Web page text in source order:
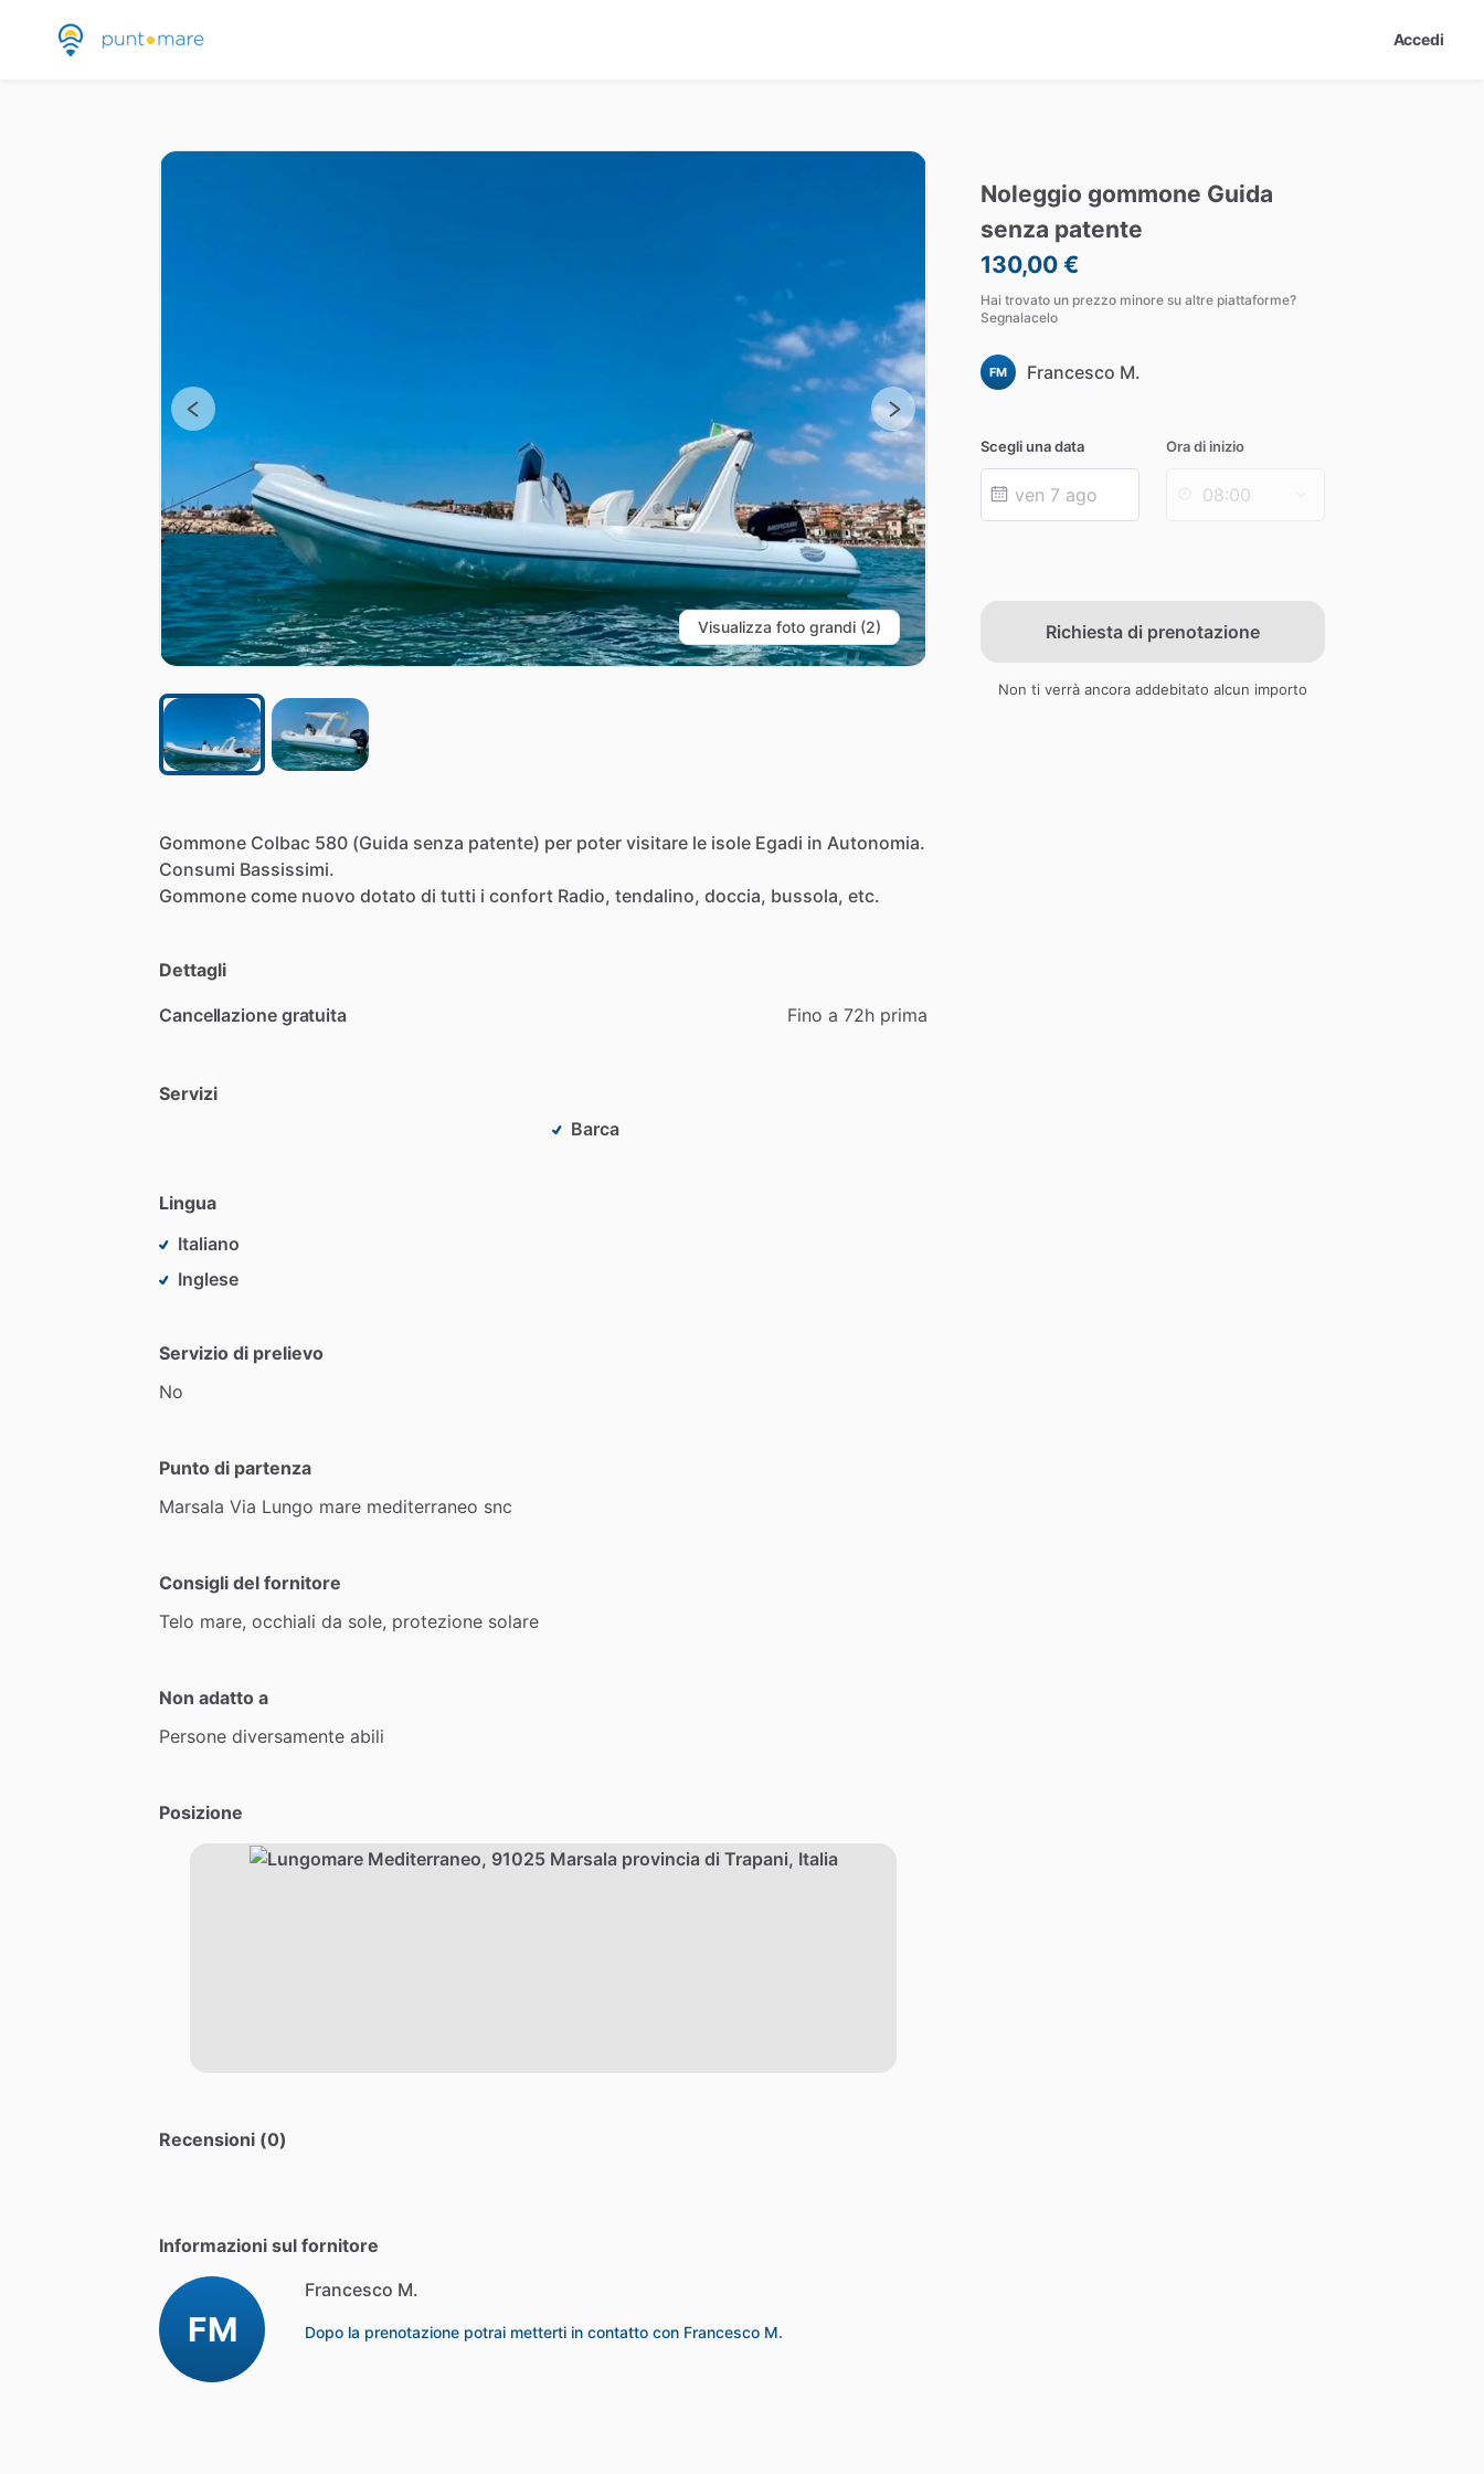
Accedi
Visualizza foto grandi (2)
Gommone Colbac 580 (Guida senza patente) per poter visitare le isole Egadi in Autonomia.
Consumi Bassissimi.
Gommone come nuovo dotato di tutti i confort Radio, tendalino, doccia, bussola, etc.
Dettagli
Cancellazione gratuita Fino a 72h prima
Servizi
Barca
Lingua
Italiano
Inglese
Servizio di prelievo
No
Punto di partenza
Marsala Via Lungo mare mediterraneo snc
Consigli del fornitore
Telo mare, occhiali da sole, protezione solare
Non adatto a
Persone diversamente abili
Posizione
Recensioni (0)
Informazioni sul fornitore
FM
Francesco M.
Dopo la prenotazione potrai metterti in contatto con Francesco M.
Noleggio gommone Guida
senza patente
130,00 €
Hai trovato un prezzo minore su altre piattaforme?
Segnalacelo
FM Francesco M.
Scegli una data Ora di inizio
Richiesta di prenotazione
Non ti verrà ancora addebitato alcun importo